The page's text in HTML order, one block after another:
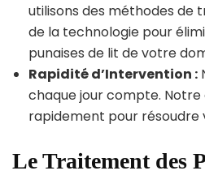
utilisons des méthodes de
de la technologie pour
punaises de lit de votre
Rapidité d’Intervention :
chaque jour compte.
rapidement pour
Le Traitement des